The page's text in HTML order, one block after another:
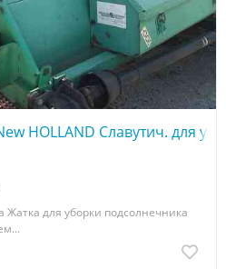
HOLLAND Славутич. для
Жатка для уборки подсолнечника